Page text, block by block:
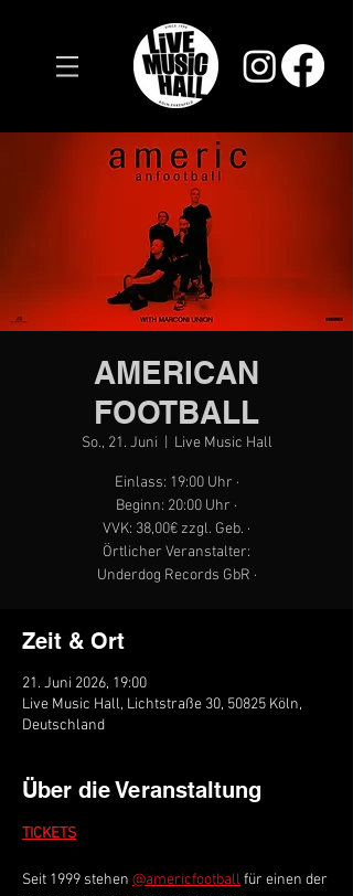
AMERICAN
FOOTBALL
So., 21. Juni Live Music Hall
Einlass: 19:00 Uhr ·
Beginn: 20:00 Uhr ·
VVK: 38,00€ zzgl. Geb. ·
Örtlicher Veranstalter:
Underdog Records GbR ·
Zeit & Ort
21. Juni 2026, 19:00
Live Music Hall, Lichtstraße 30, 50825 Köln,
Deutschland
Über die Veranstaltung
TICKETS
Seit 1999 stehen @americfootball für einen der